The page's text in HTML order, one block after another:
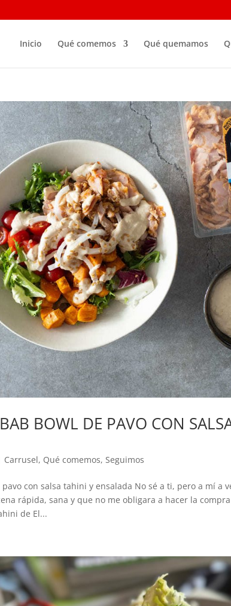
Inicio Qué comemos Qué quemamos
BOWL DE PAVO CON
Carrusel, Qué comemos, Seguimos
con salsa tahini y ensalada No sé a ti, pero a mí a
rápida, sana y que no me obligara a hacer la
de El...